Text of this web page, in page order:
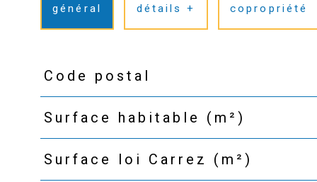
général détails + copropriété
TRAD_PAMPERO_Caracteristique
Code postal
Surface habitable (m²)
Surface loi Carrez (m²)